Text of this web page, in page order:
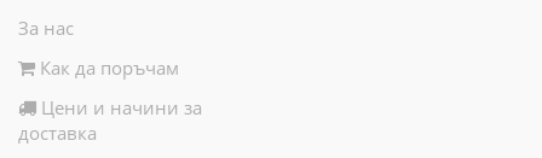
За нас
Как да поръчам
Цени и начини за
доставка